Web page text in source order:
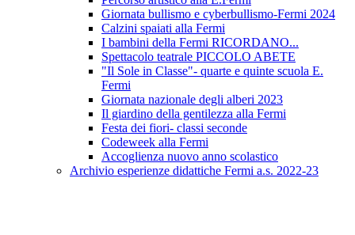
Giornata bullismo e cyberbullismo-Fermi 2024
Calzini spaiati alla Fermi
I bambini della Fermi RICORDANO...
Spettacolo teatrale PICCOLO ABETE
"Il Sole in Classe"- quarte e quinte scuola E.
Fermi
Giornata nazionale degli alberi 2023
Il giardino della gentilezza alla Fermi
Festa dei fiori- classi seconde
Codeweek alla Fermi
Accoglienza nuovo anno scolastico
Archivio esperienze didattiche Fermi a.s. 2022-23